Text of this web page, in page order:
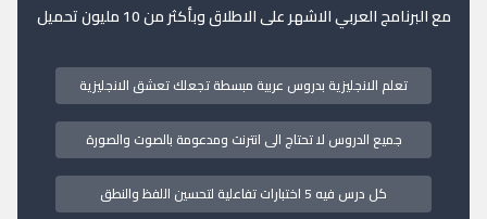
مع البرنامج العربي الاشهر على الاطلاق وبأكثر من 10 مليون تحميل
تعلم الانجليزية بدروس عربية مبسطة تجعلك تعشق الانجليزية
جميع الدروس لا تحتاج الى انترنت ومدعومة بالصوت والصورة
كل درس فيه 5 اختبارات تفاعلية لتحسين اللفظ والنطق